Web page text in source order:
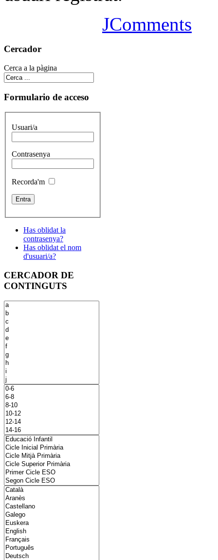
JComments
Cercador
Cerca a la pàgina
Formulario de acceso
Usuari/a
Contrasenya
Recorda'm
Has oblidat la
contrasenya?
Has oblidat el nom
d'usuari/a?
CERCADOR DE
CONTINGUTS